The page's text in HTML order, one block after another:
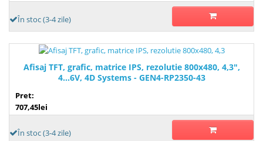
În stoc (3-4 zile)
Afisaj TFT, grafic, matrice IPS, rezolutie 800x480, 4,3",
4...6V, 4D Systems - GEN4-RP2350-43
Pret:
707,45lei
În stoc (3-4 zile)